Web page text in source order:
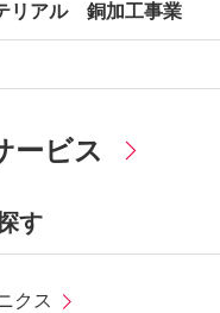
リアル 銅加工事業
ービス
す
クス